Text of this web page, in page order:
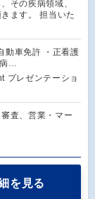
その疾病領域、
ます。 担当いた
動車免許 ・正看護
病…
プレゼンテーショ
査、営業・マー
を見る